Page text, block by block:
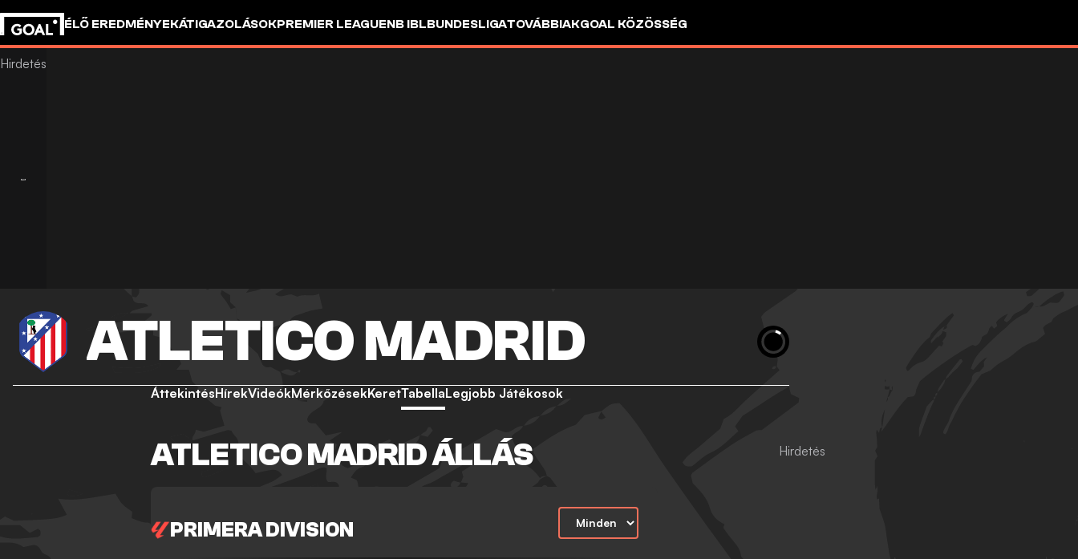
ÉLŐ EREDMÉNYEKÁTIGAZOLÁSOKPREMIER LEAGUENB IBLBUNDESLIGATOVÁBBIAKGOAL KÖZÖSSÉG
ATLETICO MADRID
ÁttekintésHírekVideókMérkőzésekKeretTabellaLegjobb Játékosok
ATLETICO MADRID ÁLLÁS
PRIMERA DIVISION